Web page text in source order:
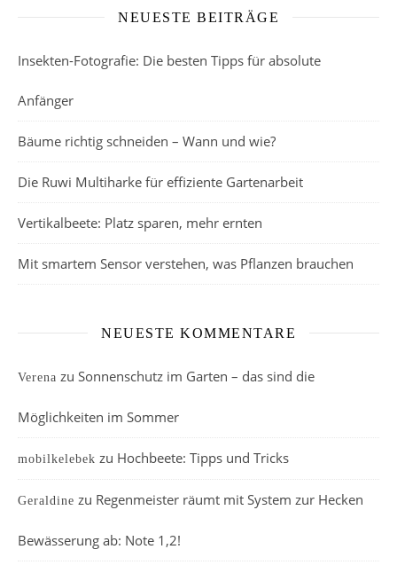
NEUESTE BEITRÄGE
Insekten-Fotografie: Die besten Tipps für absolute
Anfänger
Bäume richtig schneiden – Wann und wie?
Die Ruwi Multiharke für effiziente Gartenarbeit
Vertikalbeete: Platz sparen, mehr ernten
Mit smartem Sensor verstehen, was Pflanzen brauchen
NEUESTE KOMMENTARE
Verena zu Sonnenschutz im Garten – das sind die
Möglichkeiten im Sommer
mobilkelebek zu Hochbeete: Tipps und Tricks
Geraldine zu Regenmeister räumt mit System zur Hecken
Bewässerung ab: Note 1,2!